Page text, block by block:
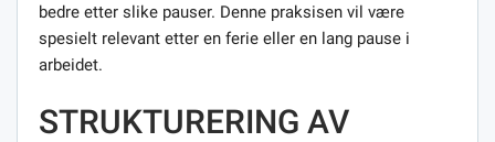
bedre etter slike pauser. Denne praksisen vil være
spesielt relevant etter en ferie eller en lang pause i
arbeidet.
STRUKTURERING AV